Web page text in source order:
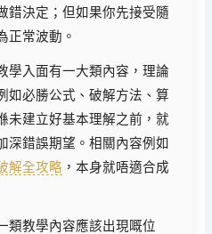
錯決定；但如果你先接受隨
正常波動。
學入面有一大類內容，理論
如必勝公式、破解方法、算
未建立好基本理解之前，就
深錯誤期望。相關內容例如
解全攻略 ，本身就唔適合成
類教學內容應該出現嘅位